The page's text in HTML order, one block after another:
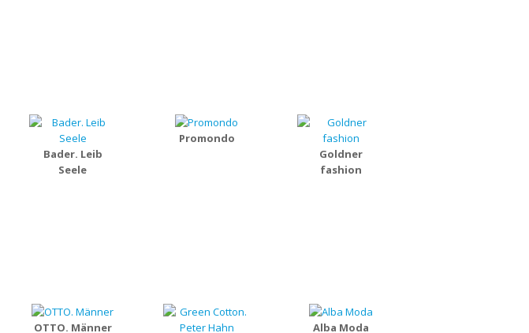
Bader. Leib
Seele
Promondo
Goldner
fashion
OTTO. Männer
Alba Moda